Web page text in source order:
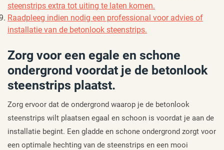
steenstrips extra tot uiting te laten komen.
Raadpleeg indien nodig een professional voor advies of
installatie van de betonlook steenstrips.
Zorg voor een egale en schone
ondergrond voordat je de betonlook
steenstrips plaatst.
Zorg ervoor dat de ondergrond waarop je de betonlook
steenstrips wilt plaatsen egaal en schoon is voordat je aan de
installatie begint. Een gladde en schone ondergrond zorgt voor
een optimale hechting van de steenstrips en een mooi